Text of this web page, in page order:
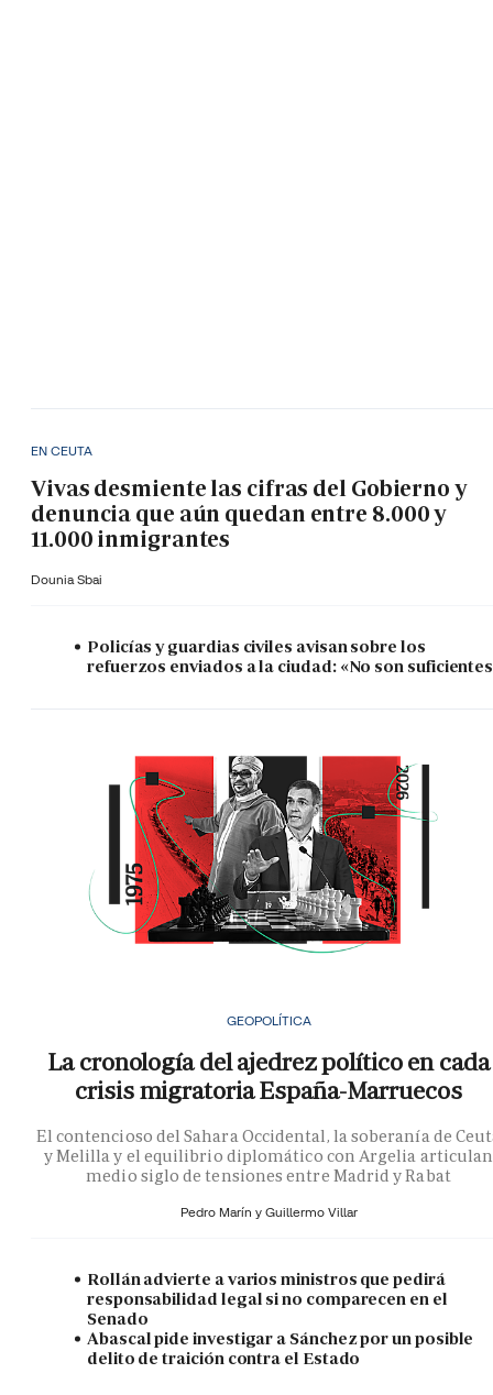
EN CEUTA
Vivas desmiente las cifras del Gobierno y
denuncia que aún quedan entre 8.000 y
11.000 inmigrantes
Dounia Sbai
Policías y guardias civiles avisan sobre los
refuerzos enviados a la ciudad: «No son
GEOPOLÍTICA
La cronología del ajedrez político en cada
crisis migratoria España-Marruecos
El contencioso del Sahara Occidental, la soberanía de
y Melilla y el equilibrio diplomático con Argelia articulan
medio siglo de tensiones entre Madrid y Rabat
Pedro Marín y Guillermo Villar
Rollán advierte a varios ministros que pedirá
responsabilidad legal si no comparecen en el
Senado
Abascal pide investigar a Sánchez por un posible
delito de traición contra el Estado